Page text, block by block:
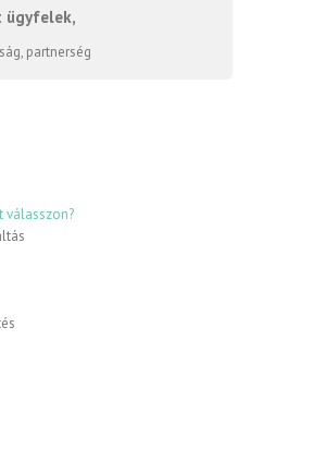
ügyfelek,
partnerség
válasszon?